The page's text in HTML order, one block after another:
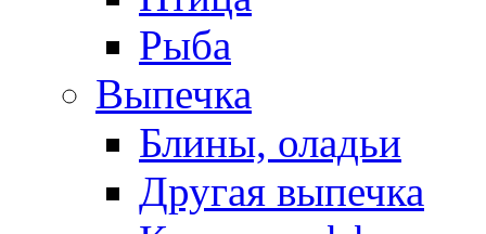
Рыба
Выпечка
Блины, оладьи
Другая выпечка